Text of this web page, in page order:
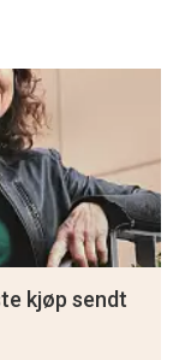
kjøp sendt